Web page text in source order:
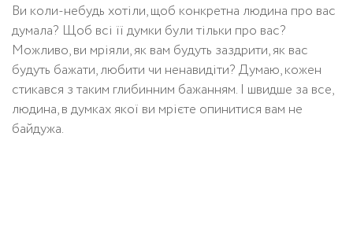
Ви коли-небудь хотіли, щоб конкретна людина про вас
думала? Щоб всі її думки були тільки про вас?
Можливо, ви мріяли, як вам будуть заздрити, як вас
будуть бажати, любити чи ненавидіти? Думаю, кожен
стикався з таким глибинним бажанням. І швидше за все,
людина, в думках якої ви мрієте опинитися вам не
байдужа.